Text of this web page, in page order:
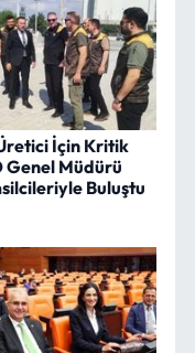
İçin Kritik
Genel Müdürü
Buluştu